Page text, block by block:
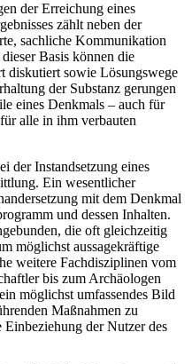
der Erreichung eines
zählt neben der
sachliche Kommunikation
Basis können die
diskutiert sowie Lösungswege
der Substanz gerungen
eines Denkmals – auch für
alle in ihm verbauten
der Instandsetzung eines
Ein wesentlicher
mit dem Denkmal
und dessen Inhalten.
die oft gleichzeitig
möglichst aussagekräftige
weitere Fachdisziplinen vom
bis zum Archäologen
möglichst umfassendes Bild
Maßnahmen zu
der Nutzer des